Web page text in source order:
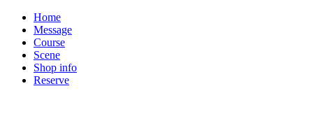
Home
Message
Course
Scene
Shop info
Reserve